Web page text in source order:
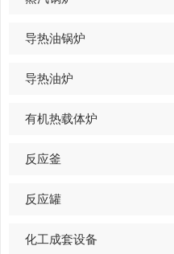
导热油锅炉
导热油炉
有机热载体炉
反应釜
反应罐
化工成套设备